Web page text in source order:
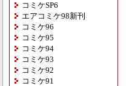
コミケSP6
エアコミケ98新刊
コミケ96
コミケ95
コミケ94
コミケ93
コミケ92
コミケ91